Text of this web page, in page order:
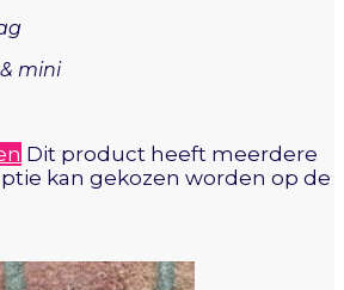
mini
Dit product heeft meerdere
kan gekozen worden op de